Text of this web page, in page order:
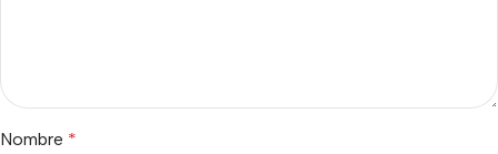
Nombre *